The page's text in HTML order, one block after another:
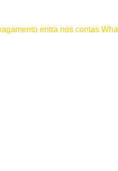
entra nos contas